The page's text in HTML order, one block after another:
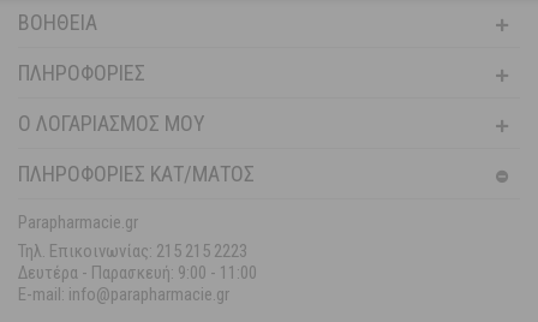
ΒΟΉΘΕΙΑ
ΠΛΗΡΟΦΟΡΊΕΣ
Ο ΛΟΓΑΡΙΑΣΜΌΣ ΜΟΥ
ΠΛΗΡΟΦΟΡΙΕΣ ΚΑΤ/ΜΑΤΟΣ
Parapharmacie.gr
Τηλ. Επικοινωνίας: 215 215 2223
Δευτέρα - Παρασκευή: 9:00 - 11:00
E-mail: info@parapharmacie.gr